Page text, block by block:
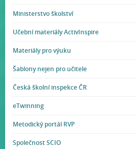
Ministerstvo školství
Učební materiály ActivInspire
Materiály pro výuku
Šablony nejen pro učitele
Česká školní inspekce ČR
eTwinning
Metodický portál RVP
Společnost SCIO